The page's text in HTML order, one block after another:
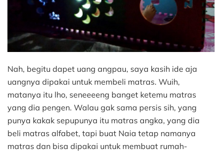
Nah, begitu dapet uang angpau, saya kasih ide aja
uangnya dipakai untuk membeli matras. Wuih,
matanya itu lho, seneeeeng banget ketemu matras
yang dia pengen. Walau gak sama persis sih, yang
punya kakak sepupunya itu matras angka, yang dia
beli matras alfabet, tapi buat Naia tetap namanya
matras dan bisa dipakai untuk membuat rumah-